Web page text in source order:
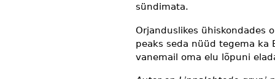
sündimata.
Orjanduslikes ühiskondades
peaks seda nüüd tegema ka
vanemail oma elu lõpuni